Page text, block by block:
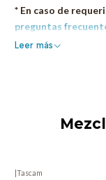
* En caso de
preguntas
Leer más
Tascam